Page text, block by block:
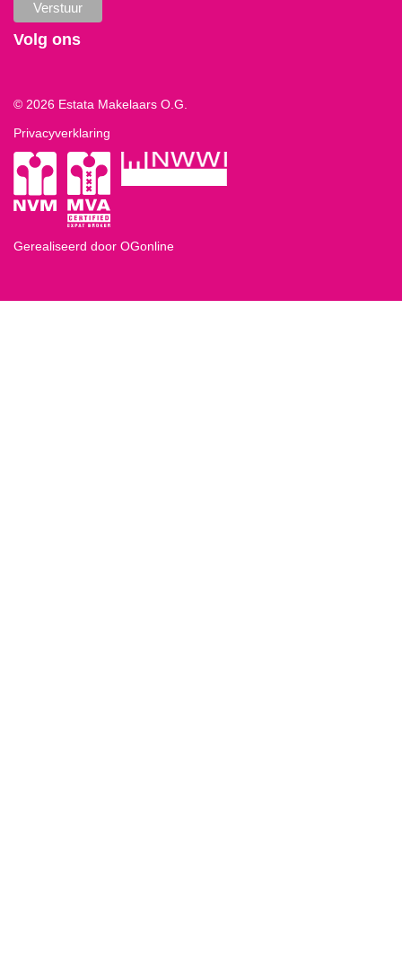
Volg ons
© 2026 Estata Makelaars O.G.
Privacyverklaring
Gerealiseerd door OGonline